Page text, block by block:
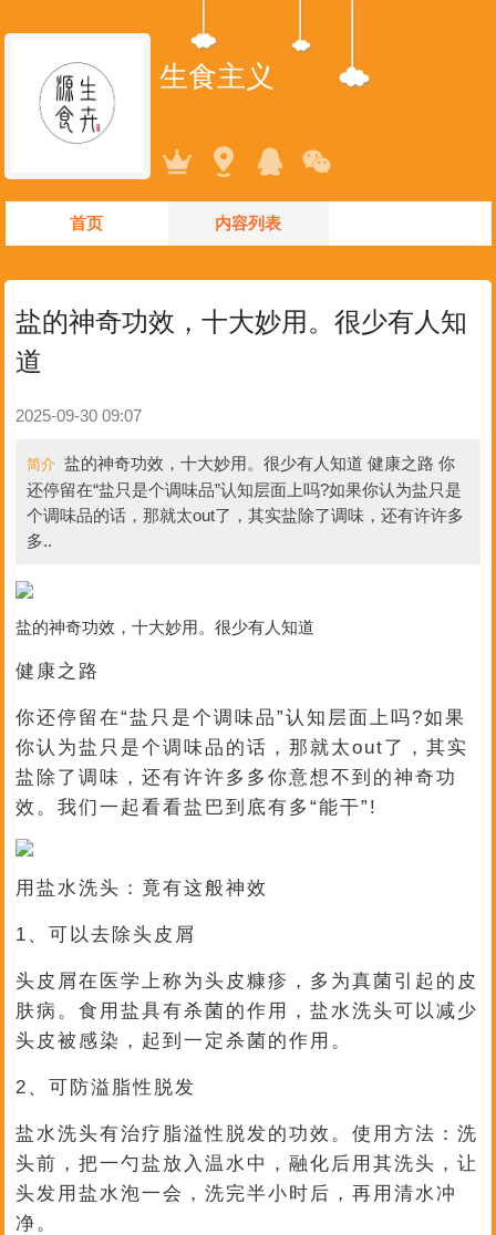
生食主义
首页 内容列表
盐的神奇功效，十大妙用。很少有人知
道
2025-09-30 09:07
简介 盐的神奇功效，十大妙用。很少有人知道 健康之路 你
还停留在“盐只是个调味品”认知层面上吗?如果你认为盐只是
个调味品的话，那就太out了，其实盐除了调味，还有许许多
多..
盐的神奇功效，十大妙用。很少有人知道
健康之路
你还停留在“盐只是个调味品”认知层面上吗?如果
你认为盐只是个调味品的话，那就太out了，其实
盐除了调味，还有许许多多你意想不到的神奇功
效。我们一起看看盐巴到底有多“能干”!
用盐水洗头：竟有这般神效
1、可以去除头皮屑
头皮屑在医学上称为头皮糠疹，多为真菌引起的皮
肤病。食用盐具有杀菌的作用，盐水洗头可以减少
头皮被感染，起到一定杀菌的作用。
2、可防溢脂性脱发
盐水洗头有治疗脂溢性脱发的功效。使用方法：洗
头前，把一勺盐放入温水中，融化后用其洗头，让
头发用盐水泡一会，洗完半小时后，再用清水冲
净。